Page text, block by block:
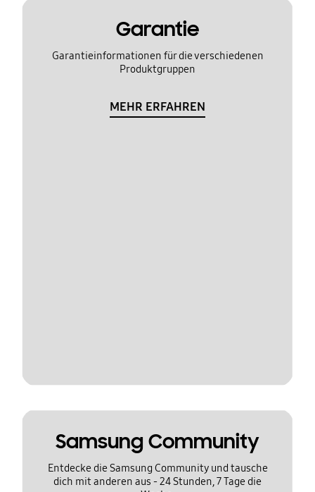
Garantie
Garantieinformationen für die verschiedenen
Produktgruppen
MEHR ERFAHREN
Samsung Community
Entdecke die Samsung Community und tausche
dich mit anderen aus - 24 Stunden, 7 Tage die